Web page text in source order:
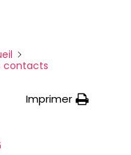
contacts
Imprimer